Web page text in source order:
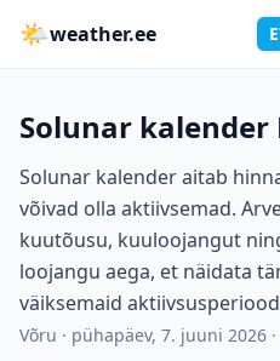
🌤weather.ee
Solunar kalender
Solunar kalender aitab
võivad olla aktiivsemad.
kuutõusu, kuuloojangut
loojangu aega, et näidata
väiksemaid
Võru · pühapäev, 7. juuni 2026 ·